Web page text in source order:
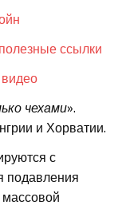
ссылки
чехами».
и Хорватии.
с
подавления